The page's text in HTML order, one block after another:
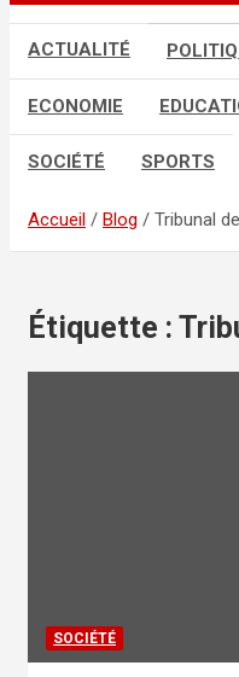
ACTUALITÉ
ECONOMIE
SOCIÉTÉ SPORTS
Accueil Blog Tribunal
Étiquette :
SOCIÉTÉ